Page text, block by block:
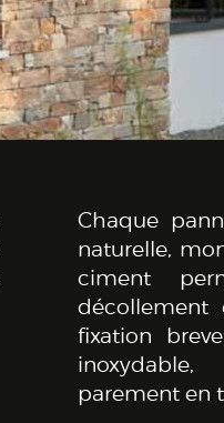
Chaque
naturelle,
ciment
décollement
fixation
parement en